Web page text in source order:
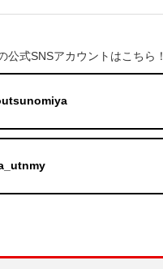
公式SNSアカウントはこちら！